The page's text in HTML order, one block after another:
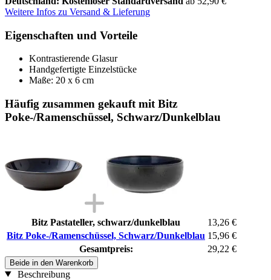
Weitere Infos zu Versand & Lieferung
Eigenschaften und Vorteile
Kontrastierende Glasur
Handgefertigte Einzelstücke
Maße: 20 x 6 cm
Häufig zusammen gekauft mit Bitz
Poke-/Ramenschüssel, Schwarz/Dunkelblau
Bitz Pastateller, schwarz/dunkelblau
13,26 €
Bitz Poke-/Ramenschüssel, Schwarz/Dunkelblau 15,96 €
Gesamtpreis:
29,22 €
Beide in den Warenkorb
Beschreibung